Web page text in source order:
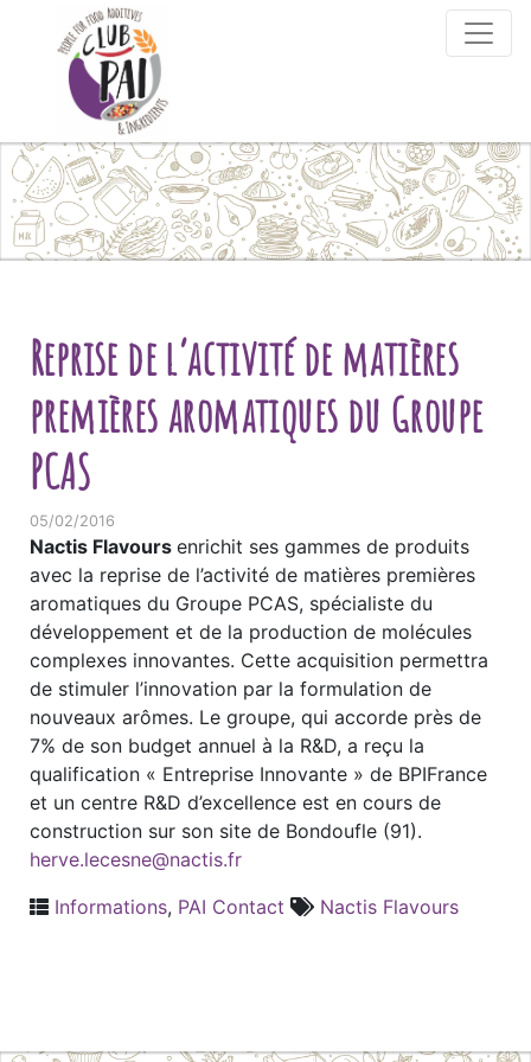
Skip to content
Reprise de l’activité de matières
premières aromatiques du Groupe
PCAS
05/02/2016
Nactis Flavours enrichit ses gammes de produits
avec la reprise de l’activité de matières premières
aromatiques du Groupe PCAS, spécialiste du
développement et de la production de molécules
complexes innovantes. Cette acquisition permettra
de stimuler l’innovation par la formulation de
nouveaux arômes. Le groupe, qui accorde près de
7% de son budget annuel à la R&D, a reçu la
qualification « Entreprise Innovante » de BPIFrance
et un centre R&D d’excellence est en cours de
construction sur son site de Bondoufle (91).
herve.lecesne@nactis.fr
Informations, PAI Contact Nactis Flavours